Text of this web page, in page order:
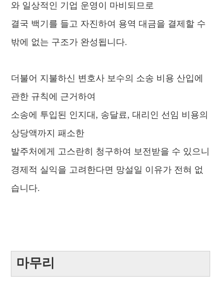
와 일상적인 기업 운영이 마비되므로
결국 백기를 들고 자진하여 용역 대금을 결제할 수
밖에 없는 구조가 완성됩니다.
더불어 지불하신 변호사 보수의 소송 비용 산입에
관한 규칙에 근거하여
소송에 투입된 인지대, 송달료, 대리인 선임 비용의
상당액까지 패소한
발주처에게 고스란히 청구하여 보전받을 수 있으니
경제적 실익을 고려한다면 망설일 이유가 전혀 없
습니다.
마무리